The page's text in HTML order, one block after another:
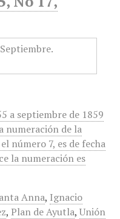
a septiembre de 1859
numeración de la
número 7, es de fecha
la numeración es
Anna, Ignacio
, Plan de Ayutla, Unión